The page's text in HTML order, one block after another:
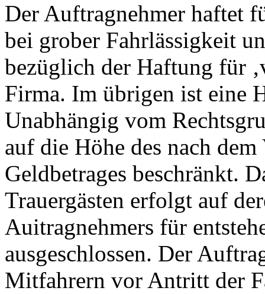
Der Auftragnehmer haftet
bei grober Fahrlässigkeit
bezüglich der Haftung für
Firma. Im übrigen ist eine
Unabhängig vom
auf die Höhe des nach
Geldbetrages beschränkt.
Trauergästen erfolgt auf
Auitragnehmers für
ausgeschlossen. Der
Mitfahrern vor Antritt der